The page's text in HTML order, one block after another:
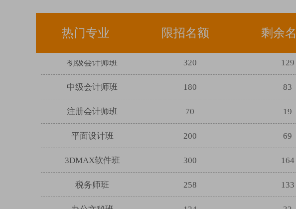
热门专业 限招名额 剩余
高升本学历班 417 214
中级会计师班
注册会计师班
平面设计班
3DMAX软件班
税务师班
办公文秘班